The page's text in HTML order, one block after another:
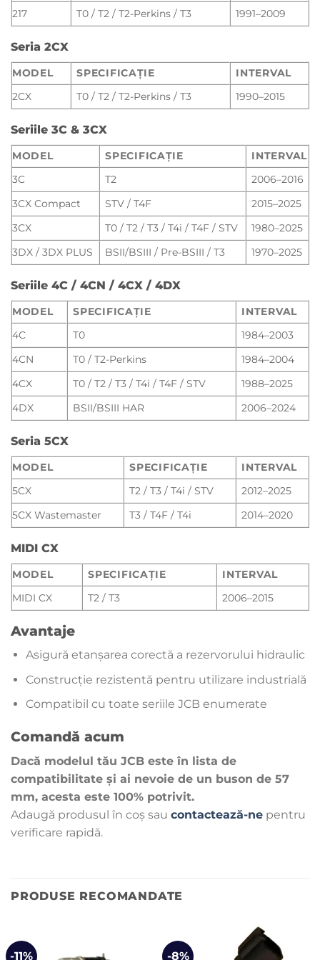
217 T0 / T2 / T2-Perkins / T3 1991–2009
Seria 2CX
MODEL SPECIFICAȚIE
INTERVAL
2CX
T0 / T2 / T2-Perkins / T3 1990–2015
Seriile 3C & 3CX
MODEL SPECIFICAȚIE
INTERVAL
3C
T2
2006–2016
3CX Compact
STV / T4F
2015–2025
3CX
T0 / T2 / T3 / T4i / T4F / STV
1980–2025
3DX / 3DX PLUS
BSII/BSIII / Pre-BSIII / T3 1970–2025
Seriile 4C / 4CN / 4CX / 4DX
MODEL SPECIFICAȚIE
INTERVAL
4C
T0
1984–2003
4CN
T0 / T2-Perkins
1984–2004
4CX
T0 / T2 / T3 / T4i / T4F / STV
1988–2025
4DX
BSII/BSIII HAR 2006–2024
Seria 5CX
MODEL SPECIFICAȚIE
INTERVAL
5CX
T2 / T3 / T4i / STV
2012–2025
5CX Wastemaster
T3 / T4F / T4i 2014–2020
MIDI CX
MODEL SPECIFICAȚIE
INTERVAL
MIDI CX
T2 / T3 2006–2015
Avantaje
Asigură etanșarea corectă a rezervorului hidraulic
Construcție rezistentă pentru utilizare industrială
Compatibil cu toate seriile JCB enumerate
Comandă acum
Dacă modelul tău JCB este în lista de
compatibilitate și ai nevoie de un buson de 57
mm, acesta este 100% potrivit.
Adaugă produsul în coș sau contactează-ne pentru
verificare rapidă.
PRODUSE RECOMANDATE
-11% -8%